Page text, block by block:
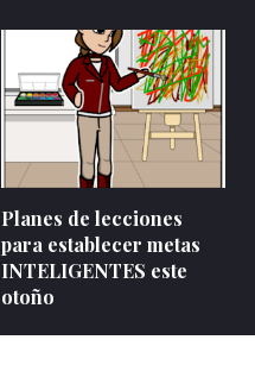
Planes de lecciones
para establecer metas
INTELIGENTES este
otoño